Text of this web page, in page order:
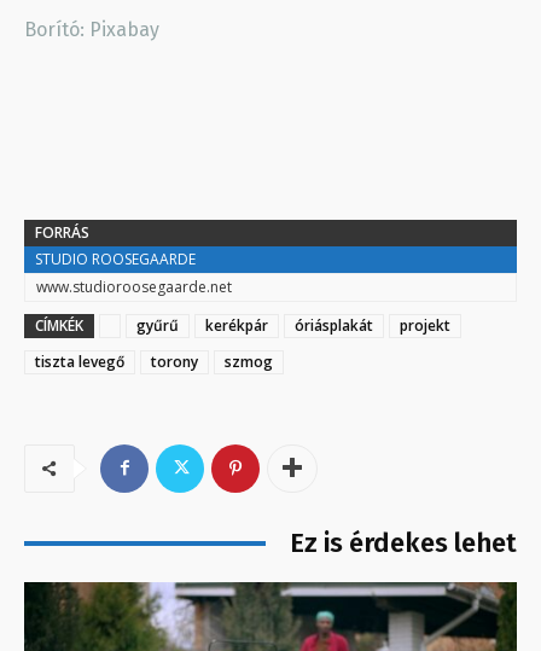
Borító: Pixabay
FORRÁS
STUDIO ROOSEGAARDE
www.studioroosegaarde.net
CÍMKÉK
gyűrű kerékpár óriásplakát
projekt
tiszta levegő
torony szmog
Ez is érdekes lehet